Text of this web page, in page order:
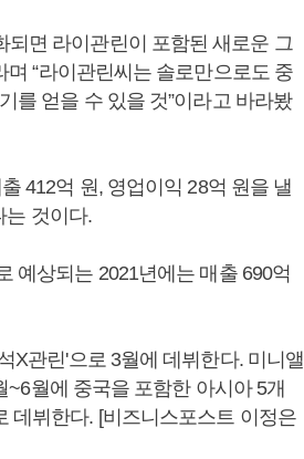
되면 라이관린이 포함된 새로운 그
“라이관린씨는 솔로만으로도 중
를 얻을 수 있을 것”이라고 바라봤
412억 원, 영업이익 28억 원을 낼
는 것이다.
예상되는 2021년에는 매출 690억
X관린'으로 3월에 데뷔한다. 미니앨
월에 중국을 포함한 아시아 5개
데뷔한다. [비즈니스포스트 이정은